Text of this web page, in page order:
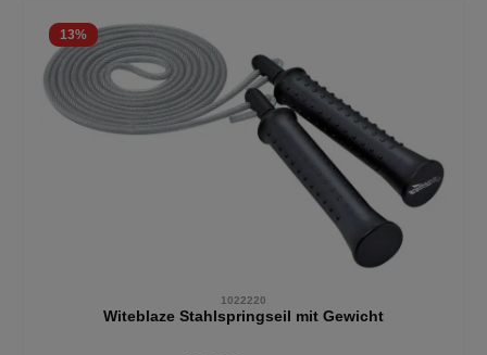
13%
1022220
Witeblaze Stahlspringseil mit Gewicht